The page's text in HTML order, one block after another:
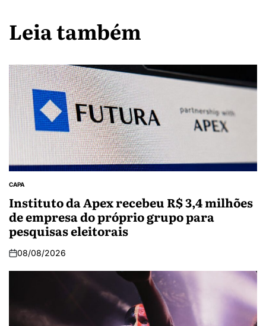
Leia também
CAPA
Instituto da Apex recebeu R$ 3,4 milhões
de empresa do próprio grupo para
pesquisas eleitorais
08/08/2026